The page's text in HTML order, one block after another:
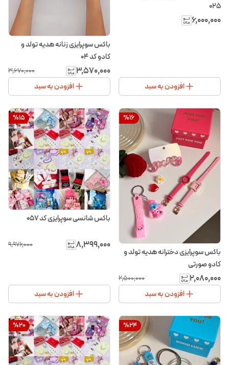
۰۲۵
۶٬۰۰۰٬۰۰۰
افزودن به سبد
باکس سوپرایزی زنانه هدیه تولد و
کادو کد ۰۴
۳٬۵۷۰٬۰۰۰ ۳٬۶۷۰٬۰۰۰
افزودن به سبد
%16
باکس سوپرایزی دخترانه هدیه تولد و
کادو صورتی
۲٬۰۸۰٬۰۰۰ ۲٬۵۰۰٬۰۰۰
افزودن به سبد
%15
باکس شانسی سوپرایزی کد ۰۵۷
۸٬۳۹۹٬۰۰۰ ۹٬۹۷۶٬۰۰۰
افزودن به سبد
%24
%20